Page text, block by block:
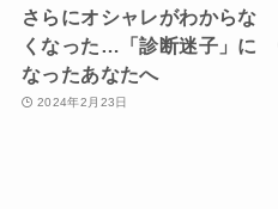
さらにオシャレがわからな
くなった…「診断迷子」に
なったあなたへ
2024年2月23日